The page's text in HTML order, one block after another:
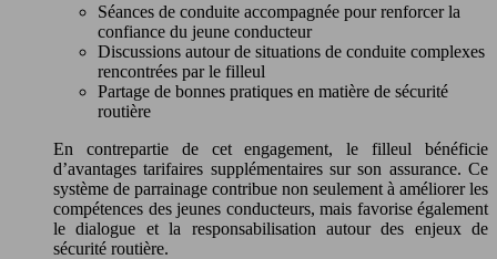
Séances de conduite accompagnée pour renforcer la
confiance du jeune conducteur
Discussions autour de situations de conduite complexes
rencontrées par le filleul
Partage de bonnes pratiques en matière de sécurité
routière
En contrepartie de cet engagement, le filleul bénéficie
d’avantages tarifaires supplémentaires sur son assurance. Ce
système de parrainage contribue non seulement à améliorer les
compétences des jeunes conducteurs, mais favorise également
le dialogue et la responsabilisation autour des enjeux de
sécurité routière.